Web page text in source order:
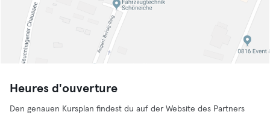
Heures d'ouverture
Den genauen Kursplan findest du auf der Website des Partners